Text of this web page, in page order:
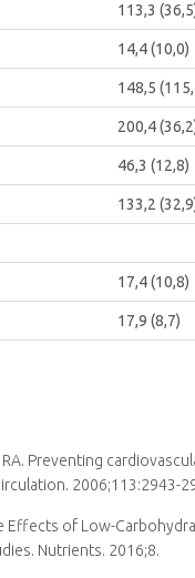
113,3
14,4 (10,0)
148,5
200,4
46,3 (12,8)
133,2
17,4 (10,8)
17,9 (8,7)
RA. Preventing
2006;113:2943-
Effects of Low-
Nutrients. 2016;8.